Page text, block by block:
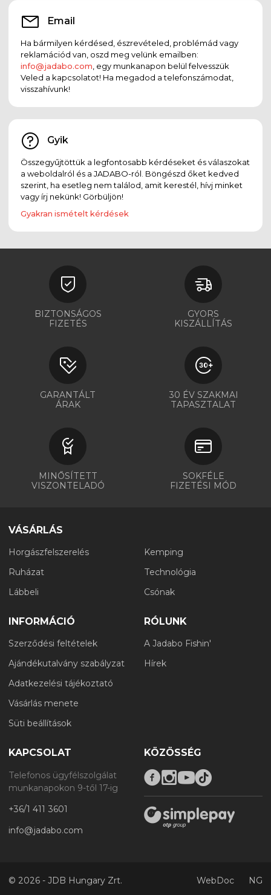
Email
Ha bármilyen kérdésed, észrevételed, problémád vagy
reklamációd van, oszd meg velünk emailben:
info@jadabo.com , egy munkanapon belül felvesszük
Veled a kapcsolatot! Ha megadod a telefonszámodat,
visszahívunk!
Gyik
Összegyűjtöttük a legfontosabb kérdéseket és válaszokat
a weboldalról és a JADABO-ról. Böngészd őket kedved
szerint, ha esetleg nem találod, amit kerestél, hívj minket
vagy írj nekünk! Görbüljön!
Gyakran ismételt kérdések
BIZTONSÁGOS
FIZETÉS
GYORS
KISZÁLLÍTÁS
GARANTÁLT
ÁRAK
30 ÉV SZAKMAI
TAPASZTALAT
MINŐSÍTETT
VISZONTELADÓ
SOKFÉLE
FIZETÉSI MÓD
VÁSÁRLÁS
Horgászfelszerelés
Ruházat
Lábbeli
Kemping
Technológia
Csónak
INFORMÁCIÓ
Szerződési feltételek
Ajándékutalvány szabályzat
Adatkezelési tájékoztató
Vásárlás menete
Süti beállítások
RÓLUNK
A Jadabo Fishin'
Hírek
KAPCSOLAT
Telefonos ügyfélszolgálat
munkanapokon 9-től 17-ig
+36/1 411 3601
info@jadabo.com
KÖZÖSSÉG
© 2026 - JDB Hungary Zrt. WebDoc NG